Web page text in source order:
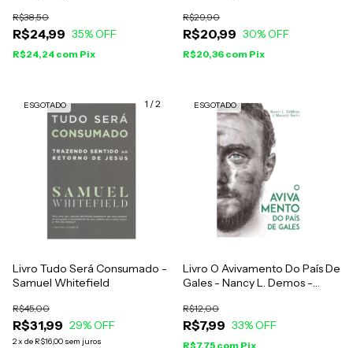
R$24,99
R$38,50
35% OFF
R$24,24 com Pix
R$20,99
R$29,90
30% OFF
R$20,36 com Pix
1 /2
ESGOTADO
Livro Tudo Será Consumado -
Samuel Whitefield
R$31,99
R$45,00
29% OFF
2x de R$16,00 sem juros
ESGOTADO
Livro O Avivamento Do País De
Gales - Nancy L. Demos -
R$7,99
R$12,00
33% OFF
R$7,75 com Pix